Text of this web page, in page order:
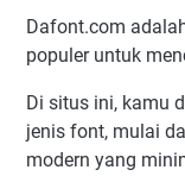
Dafont.com
populer untuk
Di situs ini, kamu
jenis font, mulai
modern yang